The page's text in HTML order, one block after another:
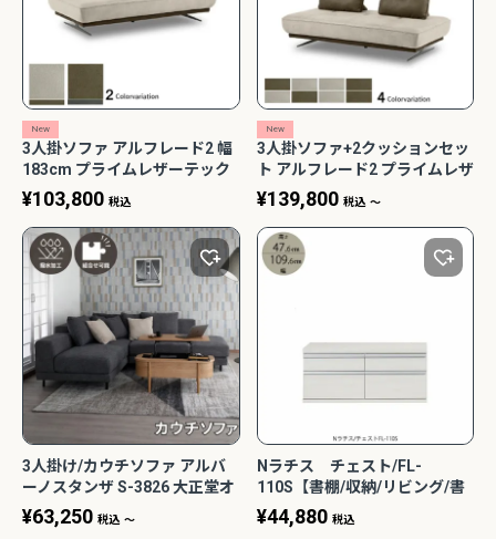
New
3人掛ソファ アルフレード2 幅
183cm プライムレザーテック
ス 関家具
¥103,800 税込
New
3人掛ソファ+2クッションセッ
ト アルフレード2 プライムレザ
ーテックス 幅183cm 関家具
¥139,800 税込 〜
3人掛け/カウチソファ アルバ
ーノスタンザ S-3826 大正堂オ
リジナル
¥63,250 税込 〜
Nラチス チェスト/FL-
110S【書棚/収納/リビング/書
斎/シェルフ/大容量/フナモ
コ】
¥44,880 税込